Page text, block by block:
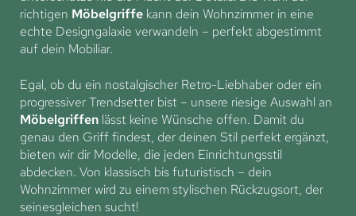
richtigen Möbelgriffe kann dein Wohnzimmer in eine
echte Designgalaxie verwandeln – perfekt abgestimmt
auf dein Mobiliar.
Egal, ob du ein nostalgischer Retro-Liebhaber oder ein
progressiver Trendsetter bist – unsere riesige Auswahl an
Möbelgriffen lässt keine Wünsche offen. Damit du
genau den Griff findest, der deinen Stil perfekt ergänzt,
bieten wir dir Modelle, die jeden Einrichtungsstil
abdecken. Von klassisch bis futuristisch – dein
Wohnzimmer wird zu einem stylischen Rückzugsort, der
seinesgleichen sucht!